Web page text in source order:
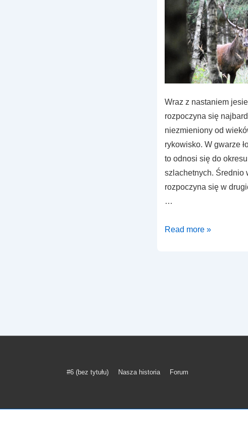
Wraz z nastaniem
rozpoczyna się
niezmieniony od
rykowisko. W gwarze
to odnosi się do
szlachetnych. Średnio
rozpoczyna się w
…
„Bezkrwawe
Read more »
Menu
stopce
#6 (bez tytułu) Nasza historia Forum